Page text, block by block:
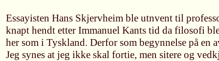
Essayisten Hans Skjervheim ble utnvent til
knapt hendt etter Immanuel Kants tid da filosofi
her som i Tyskland. Derfor som begynnelse på en
Jeg synes at jeg ikke skal fortie, men sitere og